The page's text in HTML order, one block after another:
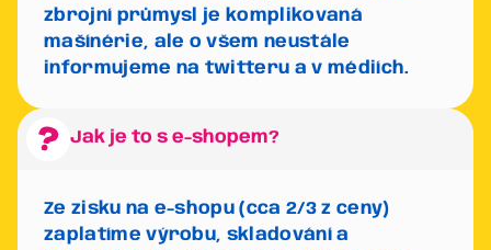
zbrojní průmysl je komplikovaná
mašínérie, ale o všem neustále
informujeme na twitteru a v médiích.
Jak je to s e-shopem?
Ze zisku na e-shopu (cca 2/3 z ceny)
zaplatíme výrobu, skladování a